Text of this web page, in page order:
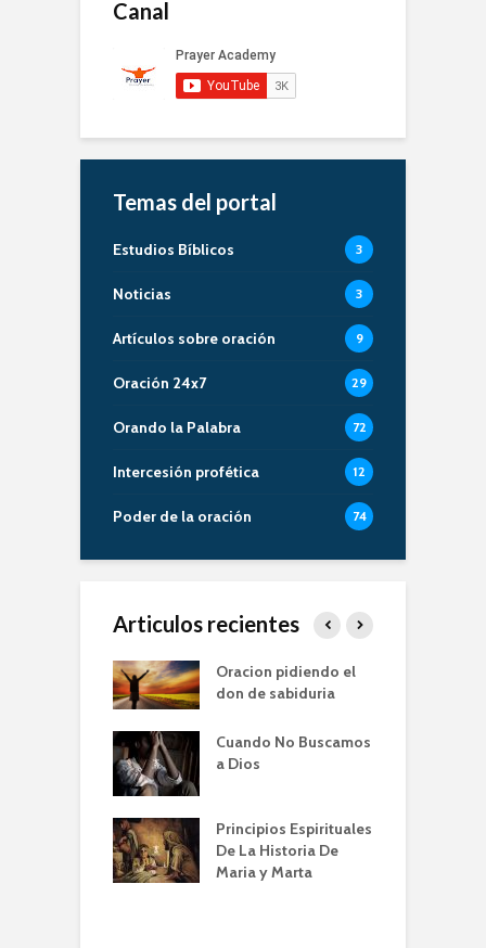
Canal
Temas del portal
Estudios Bíblicos 3
Noticias 3
Artículos sobre oración 9
Oración 24x7 29
Orando la Palabra 72
Intercesión profética 12
Poder de la oración 74
Articulos recientes
Oracion pidiendo el
don de sabiduria
Cuando No Buscamos
a Dios
Principios Espirituales
De La Historia De
Maria y Marta